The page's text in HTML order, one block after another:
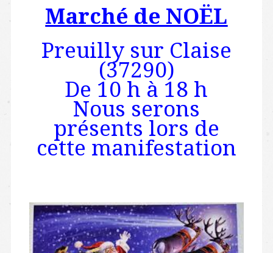
Marché de NOËL
Preuilly sur Claise
(37290)
De 10 h à 18 h
Nous serons
présents lors de
cette manifestation